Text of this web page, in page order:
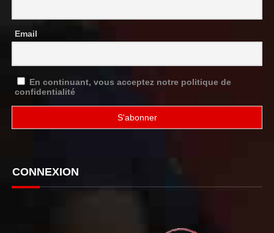
Email
En continuant, vous acceptez notre politique de
confidentialité
CONNEXION